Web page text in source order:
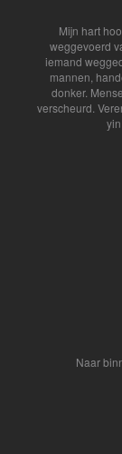
Mijn hart
weggevoerd
iemand
mannen,
donker.
verscheurd.
Naar